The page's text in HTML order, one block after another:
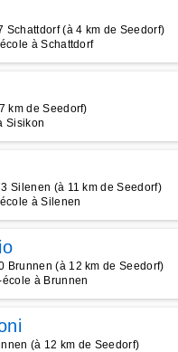
Schattdorf (à 4 km de Seedorf)
à Schattdorf
km de Seedorf)
Sisikon
Silenen (à 11 km de Seedorf)
à Silenen
Brunnen (à 12 km de Seedorf)
à Brunnen
(à 12 km de Seedorf)